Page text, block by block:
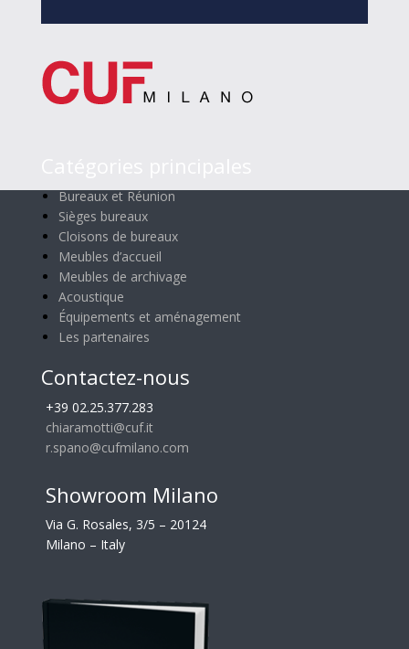
Bureaux et Réunion
Sièges bureaux
Cloisons de bureaux
Meubles d’accueil
Meubles de archivage
Acoustique
Équipements et aménagement
Les partenaires
Contactez-nous
+39 02.25.377.283
chiaramotti@cuf.it
r.spano@cufmilano.com
Showroom Milano
Via G. Rosales, 3/5 – 20124
Milano – Italy